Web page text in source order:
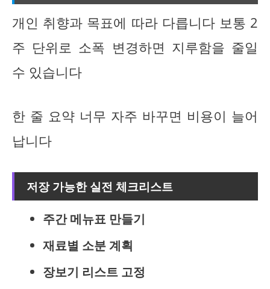
개인 취향과 목표에 따라 다릅니다 보통 2
주 단위로 소폭 변경하면 지루함을 줄일
수 있습니다
한 줄 요약 너무 자주 바꾸면 비용이 늘어
납니다
저장 가능한 실전 체크리스트
주간 메뉴표 만들기
재료별 소분 계획
장보기 리스트 고정